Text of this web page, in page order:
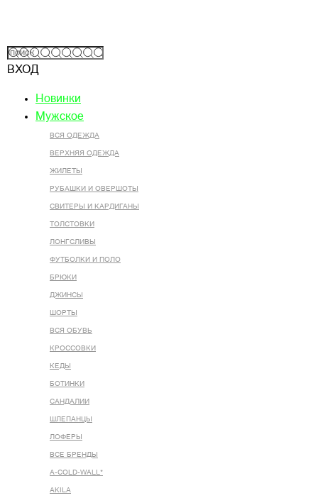
ВХОД
Новинки
Мужское
ВСЯ ОДЕЖДА
ВЕРХНЯЯ ОДЕЖДА
ЖИЛЕТЫ
РУБАШКИ И ОВЕРШОТЫ
СВИТЕРЫ И КАРДИГАНЫ
ТОЛСТОВКИ
ЛОНГСЛИВЫ
ФУТБОЛКИ И ПОЛО
БРЮКИ
ДЖИНСЫ
ШОРТЫ
ВСЯ ОБУВЬ
КРОССОВКИ
КЕДЫ
БОТИНКИ
САНДАЛИИ
ШЛЕПАНЦЫ
ЛОФЕРЫ
ВСЕ БРЕНДЫ
A-COLD-WALL*
AKILA